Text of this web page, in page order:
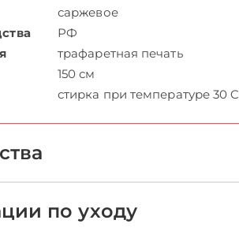
саржевое
РФ
трафаретная печать
150 см
стирка при температуре 30 C
по уходу